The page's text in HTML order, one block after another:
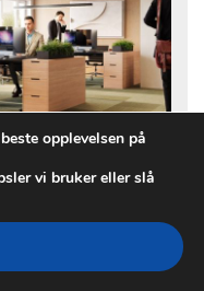
opplevelsen på
vi bruker eller slå